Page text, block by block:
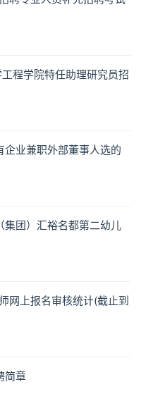
程学院特任助理研究员招
业兼职外部董事人选的
集团）汇裕名都第二幼儿
网上报名审核统计(截止到
简章